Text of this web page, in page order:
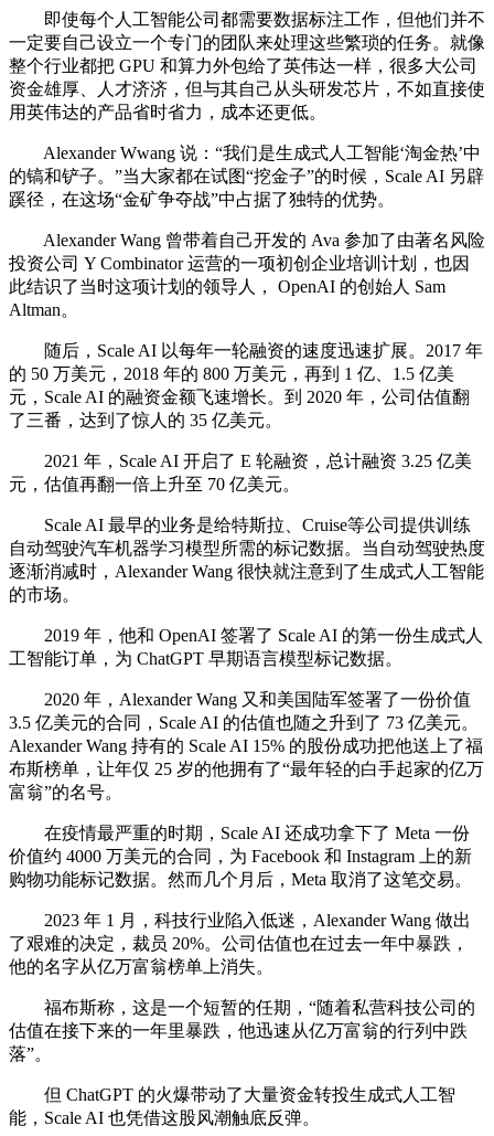
即使每个人工智能公司都需要数据标注工作，但他们并不
一定要自己设立一个专门的团队来处理这些繁琐的任务。就像
整个行业都把 GPU 和算力外包给了英伟达一样，很多大公司
资金雄厚、人才济济，但与其自己从头研发芯片，不如直接使
用英伟达的产品省时省力，成本还更低。
Alexander Wwang 说：“我们是生成式人工智能‘淘金热’中
的镐和铲子。”当大家都在试图“挖金子”的时候，Scale AI 另辟
蹊径，在这场“金矿争夺战”中占据了独特的优势。
Alexander Wang 曾带着自己开发的 Ava 参加了由著名风险
投资公司 Y Combinator 运营的一项初创企业培训计划，也因
此结识了当时这项计划的领导人， OpenAI 的创始人 Sam
Altman。
随后，Scale AI 以每年一轮融资的速度迅速扩展。2017 年
的 50 万美元，2018 年的 800 万美元，再到 1 亿、1.5 亿美
元，Scale AI 的融资金额飞速增长。到 2020 年，公司估值翻
了三番，达到了惊人的 35 亿美元。
2021 年，Scale AI 开启了 E 轮融资，总计融资 3.25 亿美
元，估值再翻一倍上升至 70 亿美元。
Scale AI 最早的业务是给特斯拉、Cruise等公司提供训练
自动驾驶汽车机器学习模型所需的标记数据。当自动驾驶热度
逐渐消减时，Alexander Wang 很快就注意到了生成式人工智能
的市场。
2019 年，他和 OpenAI 签署了 Scale AI 的第一份生成式人
工智能订单，为 ChatGPT 早期语言模型标记数据。
2020 年，Alexander Wang 又和美国陆军签署了一份价值
3.5 亿美元的合同，Scale AI 的估值也随之升到了 73 亿美元。
Alexander Wang 持有的 Scale AI 15% 的股份成功把他送上了福
布斯榜单，让年仅 25 岁的他拥有了“最年轻的白手起家的亿万
富翁”的名号。
在疫情最严重的时期，Scale AI 还成功拿下了 Meta 一份
价值约 4000 万美元的合同，为 Facebook 和 Instagram 上的新
购物功能标记数据。然而几个月后，Meta 取消了这笔交易。
2023 年 1 月，科技行业陷入低迷，Alexander Wang 做出
了艰难的决定，裁员 20%。公司估值也在过去一年中暴跌，
他的名字从亿万富翁榜单上消失。
福布斯称，这是一个短暂的任期，“随着私营科技公司的
估值在接下来的一年里暴跌，他迅速从亿万富翁的行列中跌
落”。
但 ChatGPT 的火爆带动了大量资金转投生成式人工智
能，Scale AI 也凭借这股风潮触底反弹。